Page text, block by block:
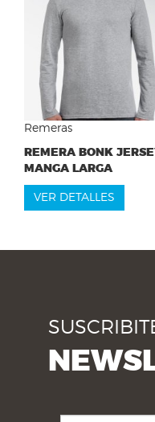
Remeras
REMERA BONK
MANGA LARGA
VER DETALLES